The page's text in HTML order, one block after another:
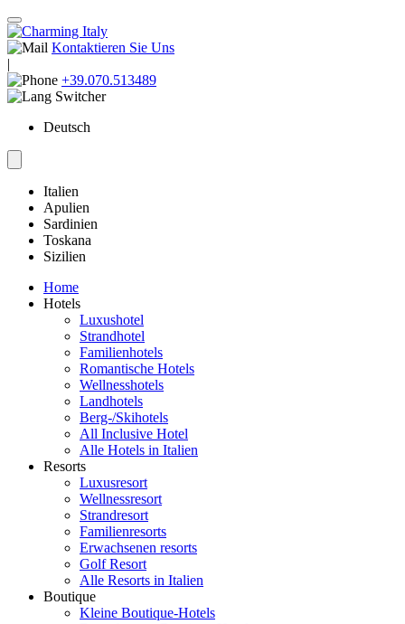
Kontaktieren Sie Uns
|
+39.070.513489
Deutsch
Italien
Apulien
Sardinien
Toskana
Sizilien
Home
Hotels
Luxushotel
Strandhotel
Familienhotels
Romantische Hotels
Wellnesshotels
Landhotels
Berg-/Skihotels
All Inclusive Hotel
Alle Hotels in Italien
Resorts
Luxusresort
Wellnessresort
Strandresort
Familienresorts
Erwachsenen resorts
Golf Resort
Alle Resorts in Italien
Boutique
Kleine Boutique-Hotels